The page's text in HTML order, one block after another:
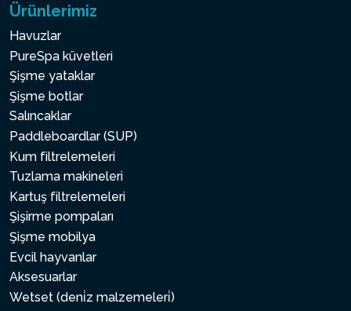
Ürünlerimiz
Havuzlar
PureSpa küvetleri
Şişme yataklar
Şişme botlar
Salıncaklar
Paddleboardlar (SUP)
Kum filtrelemeleri
Tuzlama makineleri
Kartuş filtrelemeleri
Şişirme pompaları
Şişme mobilya
Evcil hayvanlar
Aksesuarlar
Wetset (deni̇z malzemeleri̇)